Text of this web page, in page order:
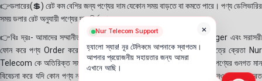
👉ডলারের(💲) রেট কম বেশির জন্য পণ্যের দাম যেকোন সময় বাড়তে বা কমতে পারে। পণ্য ডেলিভারির
সময় ডলার রেট অনুযায়ী পণ্যের দাম নির্ধারণ করা হয়।
👉বিঃ দ্রঃ- আমাদের সম্মানীত ক্রেতাগন Website, Whatsapp, Messenger এবং সরাসরী
ফোন করে পণ্য Order করে থাকে। যদি কোন পণ্য stock এ না থাকে সেক্ষেত্রে ক্রেতা Nur
Telecom কে অতিরিক্ত সময় দিয়েও পণ্যটি নিতে আগ্রহ প্রকাশ করে থাকেন। পণ্যের গুনগত মান
বিবেচনা করে যদি কোন পণ্য না দিতে পারি সেক্ষেত্রে ক্রেতাকে ফোন করে অগ্রিম নেওয়া টাকা ফেরত
×
Nur Telecom Support
হ্যালো স্যার! নূর টেলিকমে আপনাকে স্বাগতম।
আপনার প্রয়োজনীয় সহায়তার জন্য আমরা
এখানে আছি।